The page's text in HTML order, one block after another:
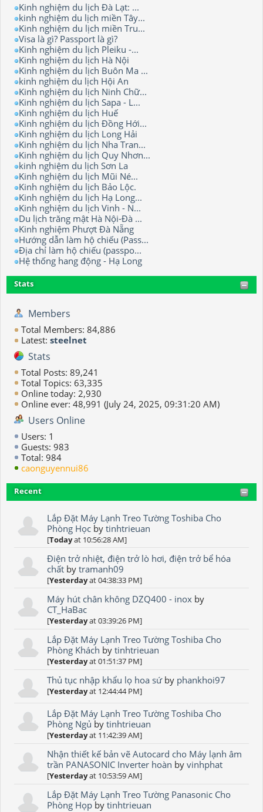
Kinh nghiệm du lịch Đà Lạt: ...
kinh nghiệm du lịch miền Tây...
Kinh nghiệm du lịch miền Tru...
Visa là gì? Passport là gì?
Kinh nghiệm du lịch Pleiku -...
Kinh nghiệm du lịch Hà Nội
Kinh nghiệm du lịch Buôn Ma ...
kinh nghiệm du lịch Hội An
Kinh nghiệm du lịch Ninh Chữ...
Kinh nghiệm du lịch Sapa - L...
Kinh nghiệm du lịch Huế
Kinh nghiệm du lịch Đồng Hới...
Kinh nghiệm du lịch Long Hải
Kinh nghiệm du lịch Nha Tran...
Kinh nghiệm du lịch Quy Nhơn...
kinh nghiệm du lịch Sơn La
Kinh nghiệm du lịch Mũi Né...
Kinh nghiệm du lịch Bảo Lộc.
Kinh nghiệm du lịch Hạ Long...
Kinh nghiệm du lịch Vinh - N...
Du lịch trăng mật Hà Nội-Đà ...
Kinh nghiệm Phượt Đà Nẵng
Hướng dẫn làm hộ chiếu (Pass...
Địa chỉ làm hộ chiếu (passpo...
Hệ thống hang động - Hạ Long
Stats
Members
Total Members: 84,886
Latest: steelnet
Stats
Total Posts: 89,241
Total Topics: 63,335
Online today: 2,930
Online ever: 48,991 (July 24, 2025, 09:31:20 AM)
Users Online
Users: 1
Guests: 983
Total: 984
caonguyennui86
Recent
Lắp Đặt Máy Lạnh Treo Tường Toshiba Cho
Phòng Học bytinhtrieuan
[Todayat 10:56:28 AM]
Điện trở nhiệt, điện trở lò hơi, điện trở bể hóa
chất bytramanh09
[Yesterdayat 04:38:33 PM]
Máy hút chân không DZQ400 - inox by
CT_HaBac
[Yesterdayat 03:39:26 PM]
Lắp Đặt Máy Lạnh Treo Tường Toshiba Cho
Phòng Khách bytinhtrieuan
[Yesterdayat 01:51:37 PM]
Thủ tục nhập khẩu lọ hoa sứby phankhoi97
[Yesterdayat 12:44:44 PM]
Lắp Đặt Máy Lạnh Treo Tường Toshiba Cho
Phòng Ngủ bytinhtrieuan
[Yesterdayat 11:42:39 AM]
Nhận thiết kế bản vẽ Autocard cho Máy lạnh âm
trần PANASONIC Inverter hoàn byvinhphat
[Yesterdayat 10:53:59 AM]
Lắp Đặt Máy Lạnh Treo Tường Panasonic Cho
Phòng Họp bytinhtrieuan